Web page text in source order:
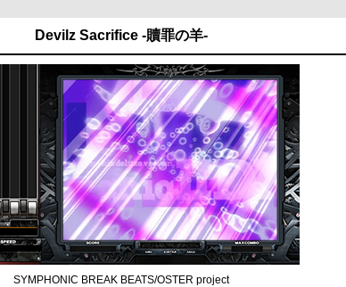
Devilz Sacrifice -贖罪の羊-
SYMPHONIC BREAK BEATS/OSTER project